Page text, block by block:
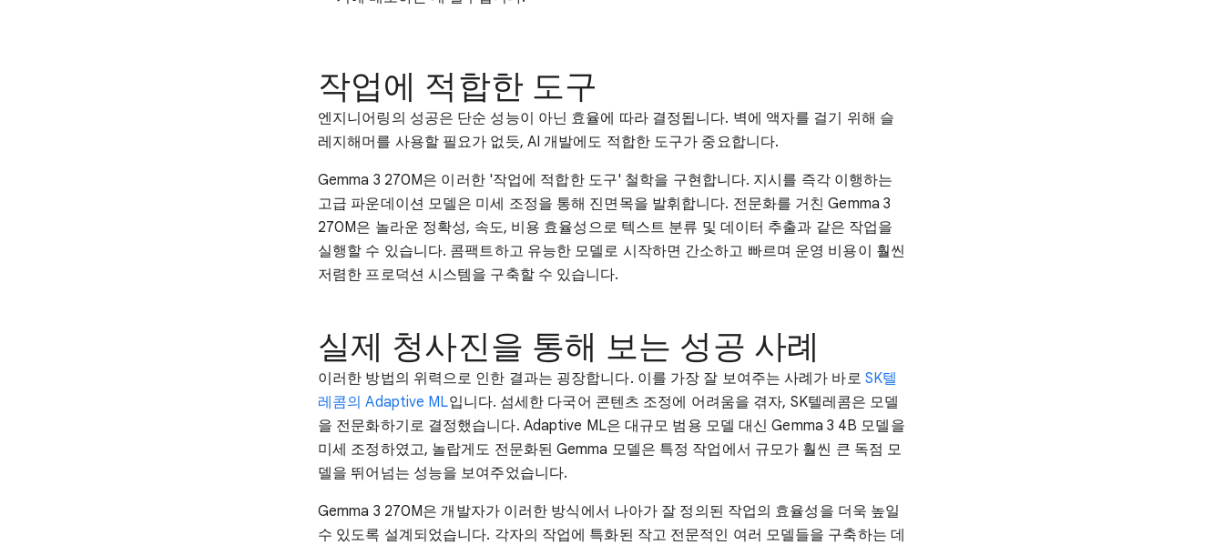
작업에 적합한 도구
엔지니어링의 성공은 단순 성능이 아닌 효율에 따라 결정됩니다. 벽에 액자를 걸기 위해 슬
레지해머를 사용할 필요가 없듯, AI 개발에도 적합한 도구가 중요합니다.
Gemma 3 270M은 이러한 '작업에 적합한 도구' 철학을 구현합니다. 지시를 즉각 이행하는
고급 파운데이션 모델은 미세 조정을 통해 진면목을 발휘합니다. 전문화를 거친 Gemma 3
270M은 놀라운 정확성, 속도, 비용 효율성으로 텍스트 분류 및 데이터 추출과 같은 작업을
실행할 수 있습니다. 콤팩트하고 유능한 모델로 시작하면 간소하고 빠르며 운영 비용이 훨씬
저렴한 프로덕션 시스템을 구축할 수 있습니다.
실제 청사진을 통해 보는 성공 사례
이러한 방법의 위력으로 인한 결과는 굉장합니다. 이를 가장 잘 보여주는 사례가 바로 SK텔
레콤의 Adaptive ML입니다. 섬세한 다국어 콘텐츠 조정에 어려움을 겪자, SK텔레콤은 모델
을 전문화하기로 결정했습니다. Adaptive ML은 대규모 범용 모델 대신 Gemma 3 4B 모델을
미세 조정하였고, 놀랍게도 전문화된 Gemma 모델은 특정 작업에서 규모가 훨씬 큰 독점 모
델을 뛰어넘는 성능을 보여주었습니다.
Gemma 3 270M은 개발자가 이러한 방식에서 나아가 잘 정의된 작업의 효율성을 더욱 높일
수 있도록 설계되었습니다. 각자의 작업에 특화된 작고 전문적인 여러 모델들을 구축하는 데